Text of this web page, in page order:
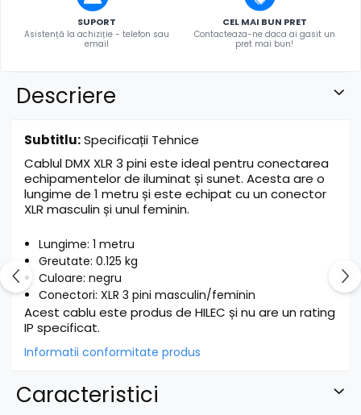
SUPORT
Asistență la achiziție - telefon sau
email
CEL MAI BUN PRET
Contacteaza-ne daca ai gasit un
pret mai bun!
Descriere
Subtitlu:Specificații Tehnice
Cablul DMX XLR 3 pini este ideal pentru conectarea
echipamentelor de iluminat și sunet. Acesta are o
lungime de 1 metru și este echipat cu un conector
XLR masculin și unul feminin.
Lungime: 1 metru
Greutate: 0.125 kg
Culoare: negru
Conectori: XLR 3 pini masculin/feminin
Acest cablu este produs de HILEC și nu are un rating
IP specificat.
Informatii conformitate produs
Caracteristici